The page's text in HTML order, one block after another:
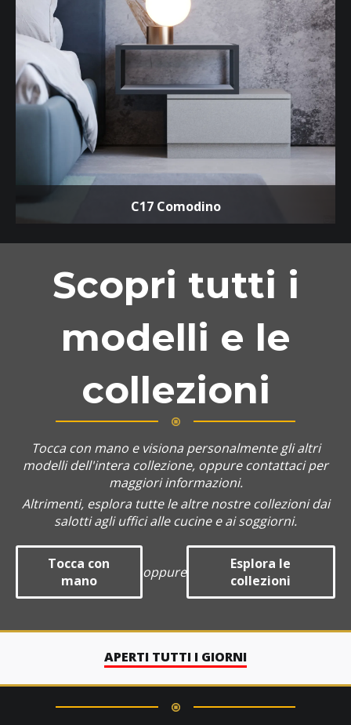
C17 Comodino
Scopri tutti i
modelli e le
collezioni
Tocca con mano e visiona personalmente gli altri
modelli dell'intera collezione, oppure contattaci per
maggiori informazioni.
Altrimenti, esplora tutte le altre nostre collezioni dai
salotti agli uffici alle cucine e ai soggiorni.
Tocca con
mano
oppure
Esplora le
collezioni
APERTI TUTTI I GIORNI